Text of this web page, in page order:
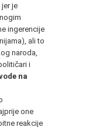
je
ingerencije
ali to
naroda,
i
na
one
reakcije